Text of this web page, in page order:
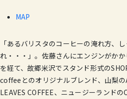
MAP
「あるバリスタのコーヒーの淹れ方、
れ・・・」。佐藤さんにエンジンがか
を経て、故郷米沢でスタンド形式の
coffeeとのオリジナルブレンド、山梨の
LEAVES COFFEE、ニュージーランドの